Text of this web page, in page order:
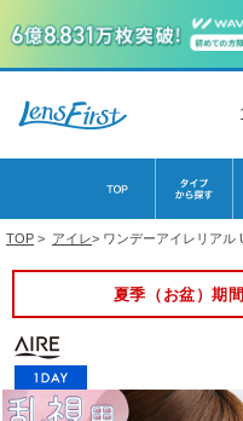
TOP > アイレ> ワンデーアイレリアル
夏季（お盆）期